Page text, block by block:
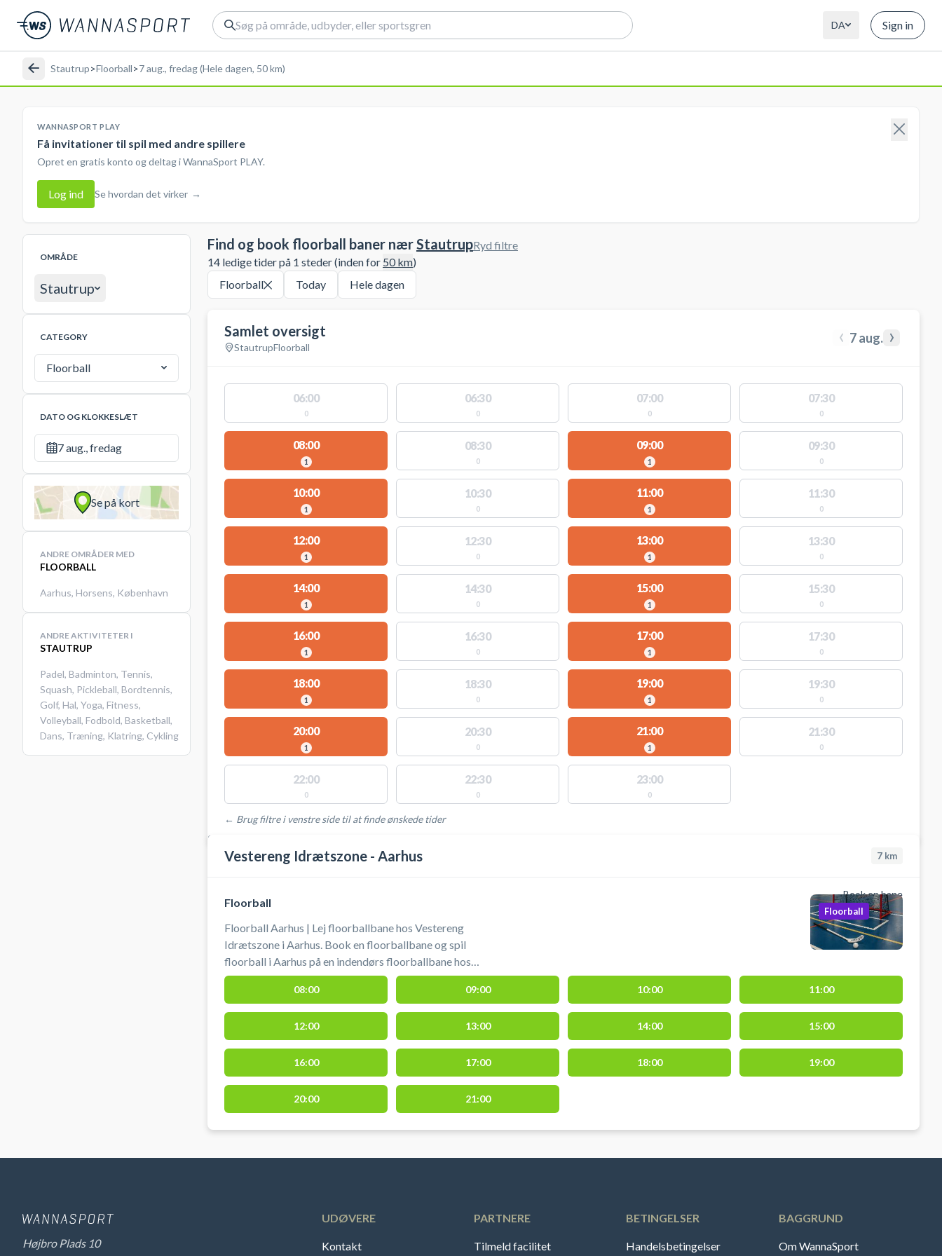
DA Sign in
Stautrup>Floorball>7 aug., fredag (Hele dagen, 50 km)
WANNASPORT PLAY
Få invitationer til spil med andre spillere
Opret en gratis konto og deltag i WannaSport PLAY.
Log ind Se hvordan det virker →
OMRÅDE
Stautrup
CATEGORY
Floorball
DATO OG KLOKKESLÆT
7 aug., fredag
Se på kort
ANDRE OMRÅDER MED
FLOORBALL
Aarhus, Horsens, København
ANDRE AKTIVITETER I
STAUTRUP
Padel, Badminton, Tennis,
Squash, Pickleball, Bordtennis,
Golf, Hal, Yoga, Fitness,
Volleyball, Fodbold, Basketball,
Dans, Træning, Klatring, Cykling
Find og book floorball baner nærStautrup
14 ledige tider på 1 steder (inden for 50km)
Ryd filtre
Floorball Today Hele dagen
Samlet oversigt
StautrupFloorball ‹ 7 aug. ›
06:00
0
06:30
0
07:00
0
07:30
0
08:00
1
08:30
0
09:00
1
09:30
0
10:00
1
10:30
0
11:00
1
11:30
0
12:00
1
12:30
0
13:00
1
13:30
0
14:00
1
14:30
0
15:00
1
15:30
0
16:00
1
16:30
0
17:00
1
17:30
0
18:00
1
18:30
0
19:00
1
19:30
0
20:00
1
20:30
0
21:00
1
21:30
0
22:00
0
22:30
0
23:00
0
← Brug filtre i venstre side til at finde ønskede tider
STEDER MED LEDIGE AKTIVITETER
Vestereng Idrætszone - Aarhus 7 km
Book en bane
Floorball
Floorball Aarhus | Lej floorballbane hos Vestereng
Idrætszone i Aarhus. Book en floorballbane og spil
floorball i Aarhus på en indendørs floorballbane hos
Vestereng Idrætszone. Floorballbanen i Aarhus udgør 1/3
fra hallen ved booking af floorballbane i Aarhus hos
Vestereng Idrætszone.
Floorball
08:00 09:00 10:00 11:00
12:00 13:00 14:00 15:00
16:00 17:00 18:00 19:00
20:00 21:00
Højbro Plads 10
UDØVERE
Kontakt
PARTNERE
Tilmeld facilitet
BETINGELSER
Handelsbetingelser
BAGGRUND
Om WannaSport